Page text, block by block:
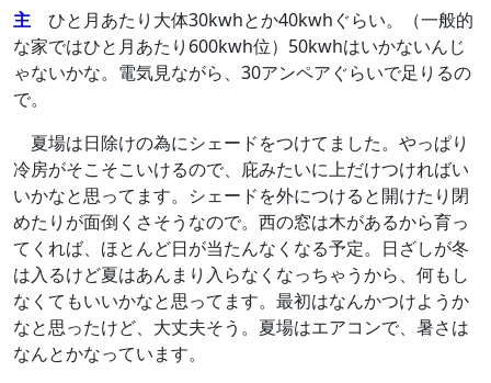
主 ひと月あたり大体30kwhとか40kwhぐらい。（一般的
な家ではひと月あたり600kwh位）50kwhはいかないんじ
ゃないかな。電気見ながら、30アンペアぐらいで足りるの
で。
夏場は日除けの為にシェードをつけてました。やっぱり
冷房がそこそこいけるので、庇みたいに上だけつければい
いかなと思ってます。シェードを外につけると開けたり閉
めたりが面倒くさそうなので。西の窓は木があるから育っ
てくれば、ほとんど日が当たんなくなる予定。日ざしが冬
は入るけど夏はあんまり入らなくなっちゃうから、何もし
なくてもいいかなと思ってます。最初はなんかつけようか
なと思ったけど、大丈夫そう。夏場はエアコンで、暑さは
なんとかなっています。